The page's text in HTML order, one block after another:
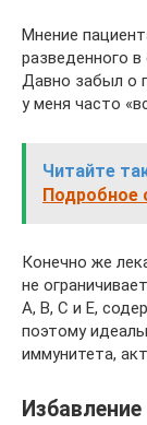
Мнение
разведенного
Давно забыл о
у меня часто
Читайте
Подробное
Конечно же
не
А, В, С и Е,
поэтому
иммунитета,